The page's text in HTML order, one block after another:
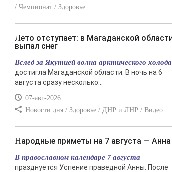
/ Чемпионат / Здоровье
Лето отступает: в Магаданской области
выпал снег
Вслед за Якутией волна арктического холода
достигла Магаданской области. В ночь на 6
августа сразу несколько...
07-авг-2026
Новости дня / Здоровье / ДНР и ЛНР / Видео
Народные приметы на 7 августа — Анна
В православном календаре 7 августа
празднуется Успение праведной Анны. После